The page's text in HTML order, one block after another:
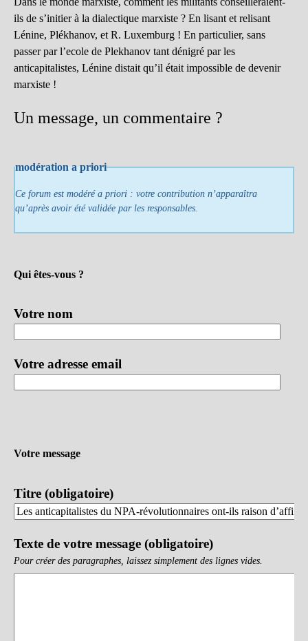
ils de s’initier à la dialectique marxiste ? En lisant et relisant
Lénine, Plékhanov, et R. Luxemburg ! En particulier, sans
passer par l’ecole de Plekhanov tant dénigré par les
anticapitalistes, Lénine distait qu’il était impossible de devenir
marxiste !
Un message, un commentaire ?
modération a priori
Ce forum est modéré a priori : votre contribution n’apparaîtra
qu’après avoir été validée par les responsables.
Qui êtes-vous ?
Votre nom
Votre adresse email
Votre message
Titre (obligatoire)
Texte de votre message (obligatoire)
Pour créer des paragraphes, laissez simplement des lignes vides.